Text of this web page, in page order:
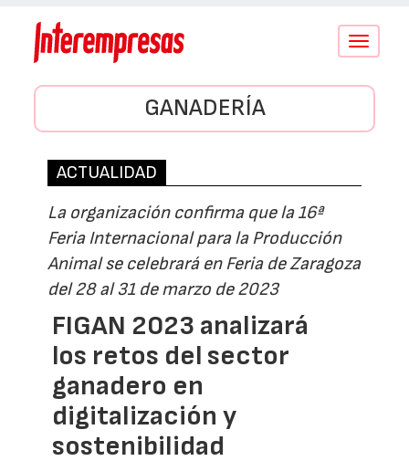
Conmutar
GANADERÍA
ACTUALIDAD
La organización confirma que la 16ª
Feria Internacional para la Producción
Animal se celebrará en Feria de Zaragoza
del 28 al 31 de marzo de 2023
FIGAN 2023 analizará
los retos del sector
ganadero en
digitalización y
sostenibilidad